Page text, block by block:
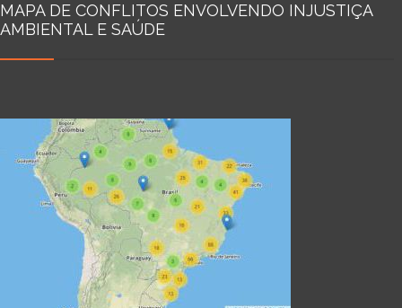
MAPA DE CONFLITOS ENVOLVENDO INJUSTIÇA
AMBIENTAL E SAÚDE